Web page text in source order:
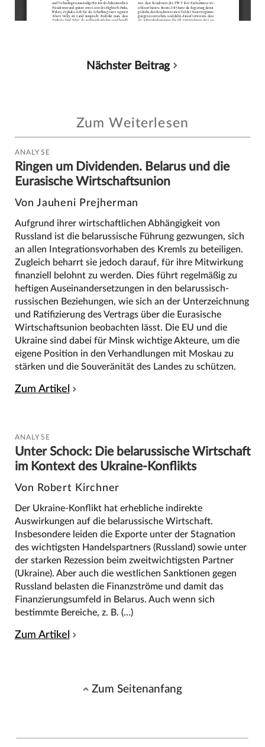
Nächster Beitrag
Zum Weiterlesen
ANALYSE
Ringen um Dividenden. Belarus und die
Eurasische Wirtschaftsunion
Von Jauheni Prejherman
Aufgrund ihrer wirtschaftlichen Abhängigkeit von
Russland ist die belarussische Führung gezwungen, sich
an allen Integrationsvorhaben des Kremls zu beteiligen.
Zugleich beharrt sie jedoch darauf, für ihre Mitwirkung
finanziell belohnt zu werden. Dies führt regelmäßig zu
heftigen Auseinandersetzungen in den belarussisch-
russischen Beziehungen, wie sich an der Unterzeichnung
und Ratifizierung des Vertrags über die Eurasische
Wirtschaftsunion beobachten lässt. Die EU und die
Ukraine sind dabei für Minsk wichtige Akteure, um die
eigene Position in den Verhandlungen mit Moskau zu
stärken und die Souveränität des Landes zu schützen.
Zum Artikel
ANALYSE
Unter Schock: Die belarussische Wirtschaft
im Kontext des Ukraine-Konflikts
Von Robert Kirchner
Der Ukraine-Konflikt hat erhebliche indirekte
Auswirkungen auf die belarussische Wirtschaft.
Insbesondere leiden die Exporte unter der Stagnation
des wichtigsten Handelspartners (Russland) sowie unter
der starken Rezession beim zweitwichtigsten Partner
(Ukraine). Aber auch die westlichen Sanktionen gegen
Russland belasten die Finanzströme und damit das
Finanzierungsumfeld in Belarus. Auch wenn sich
bestimmte Bereiche, z. B. (…)
Zum Artikel
Zum Seitenanfang